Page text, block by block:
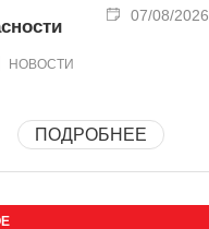
НОВОСТИ
07/08/2026
ПОДРОБНЕЕ